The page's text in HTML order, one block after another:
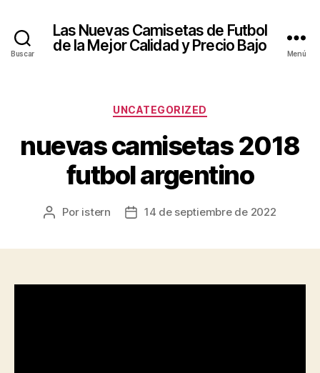
Buscar
Las Nuevas Camisetas de Futbol
de la Mejor Calidad y Precio Bajo
Menú
Categorías
UNCATEGORIZED
nuevas camisetas 2018
futbol argentino
Autor
Por istern
Fecha14 de septiembre de 2022